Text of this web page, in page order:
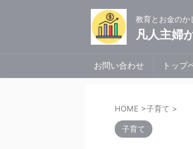
教育とお金のか
凡人主婦
お問い合わせ トップ
HOME >子育て >
子育て